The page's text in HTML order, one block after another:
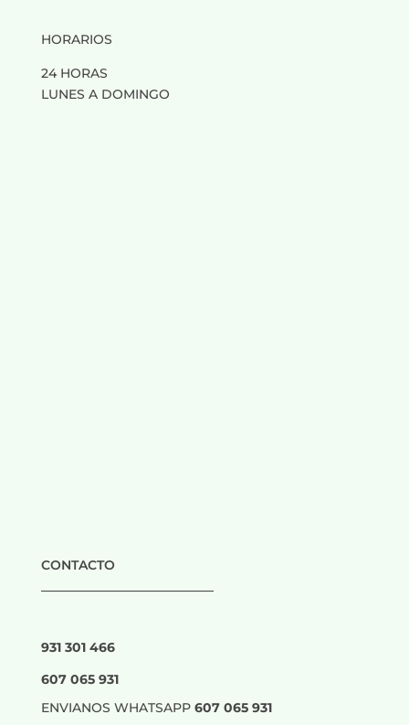
HORARIOS
24 HORAS
LUNES A DOMINGO
CONTACTO
931 301 466
607 065 931
ENVIANOS WHATSAPP 607 065 931